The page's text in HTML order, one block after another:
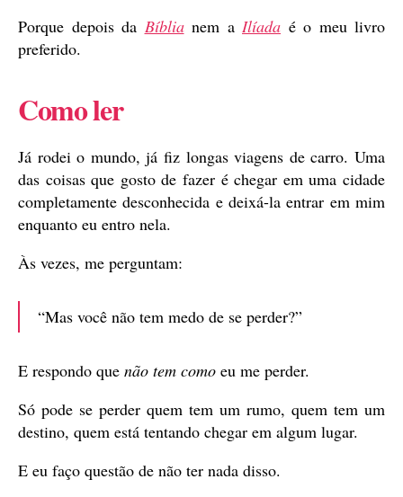
Porque depois da Bíblianem a Ilíada é o meu livro
preferido.
Como ler
Já rodei o mundo, já fiz longas viagens de carro. Uma
das coisas que gosto de fazer é chegar em uma cidade
completamente desconhecida e deixá-la entrar em mim
enquanto eu entro nela.
Às vezes, me perguntam:
“Mas você não tem medo de se perder?”
E respondo que não tem como eu me perder.
Só pode se perder quem tem um rumo, quem tem um
destino, quem está tentando chegar em algum lugar.
E eu faço questão de não ter nada disso.